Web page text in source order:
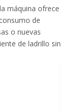
máquina ofrece
de
o nuevas
de ladrillo sin